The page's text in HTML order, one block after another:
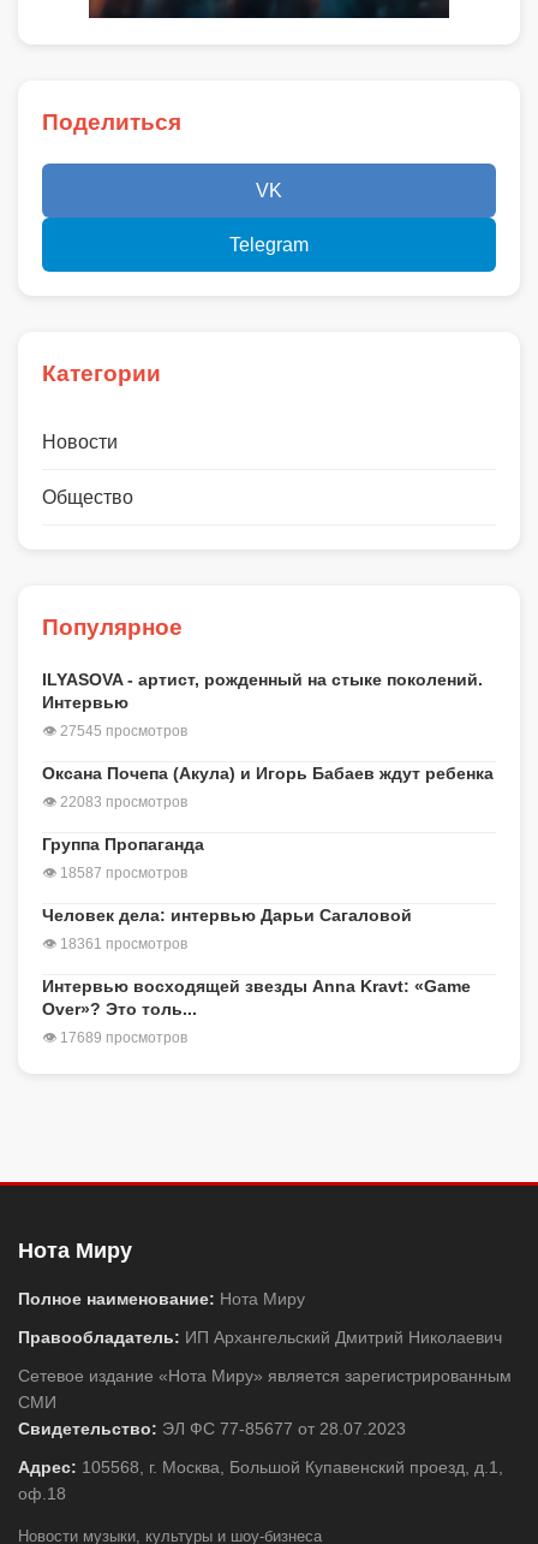
Поделиться
VK
Telegram
Категории
Новости
Общество
Популярное
ILYASOVA - артист, рожденный на стыке поколений.
Интервью
👁 27545 просмотров
Оксана Почепа (Акула) и Игорь Бабаев ждут ребенка
👁 22083 просмотров
Группа Пропаганда
👁 18587 просмотров
Человек дела: интервью Дарьи Сагаловой
👁 18361 просмотров
Интервью восходящей звезды Anna Kravt: «Game
Over»? Это толь...
👁 17689 просмотров
Нота Миру
Полное наименование: Нота Миру
Правообладатель: ИП Архангельский Дмитрий Николаевич
Сетевое издание «Нота Миру» является зарегистрированным
СМИ
Свидетельство: ЭЛ ФС 77-85677 от 28.07.2023
Адрес: 105568, г. Москва, Большой Купавенский проезд, д.1,
оф.18
Новости музыки, культуры и шоу-бизнеса